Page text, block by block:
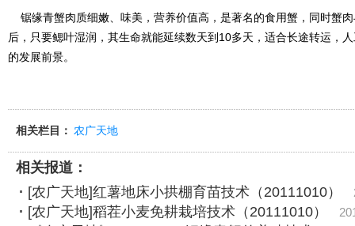
锯缘青蟹肉质细嫩、味美，营养价值高，是著名的食用蟹，同时蟹
后，只要鳃叶湿润，其生命就能延续数天到10多天，适合长途转运，
的发展前景。
相关栏目： 农广天地
相关报道：
[农广天地]红薯地床小拱棚育苗技术（20111010）
[农广天地]稻茬小麦免耕栽培技术（20111010）